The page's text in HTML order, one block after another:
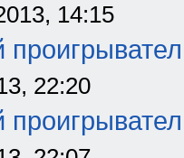
14:15
22:20